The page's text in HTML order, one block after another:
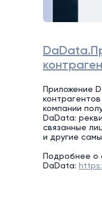
Приложение
компании
DaData:
связанные
и другие
Подробнее о
DaData: